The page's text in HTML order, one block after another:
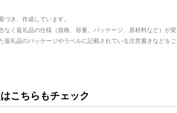
き、作成しています。
なく返礼品の仕様（規格、容量、パッケージ、原材料など）が変
返礼品のパッケージやラベルに記載されている注意書きなどをご
こちらもチェック